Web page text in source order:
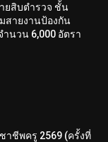
ยสิบตำรวจ ชั้น
สายงานป้องกัน
นวน 6,000 อัตรา
าชีพครู 2569 (ครั้งที่